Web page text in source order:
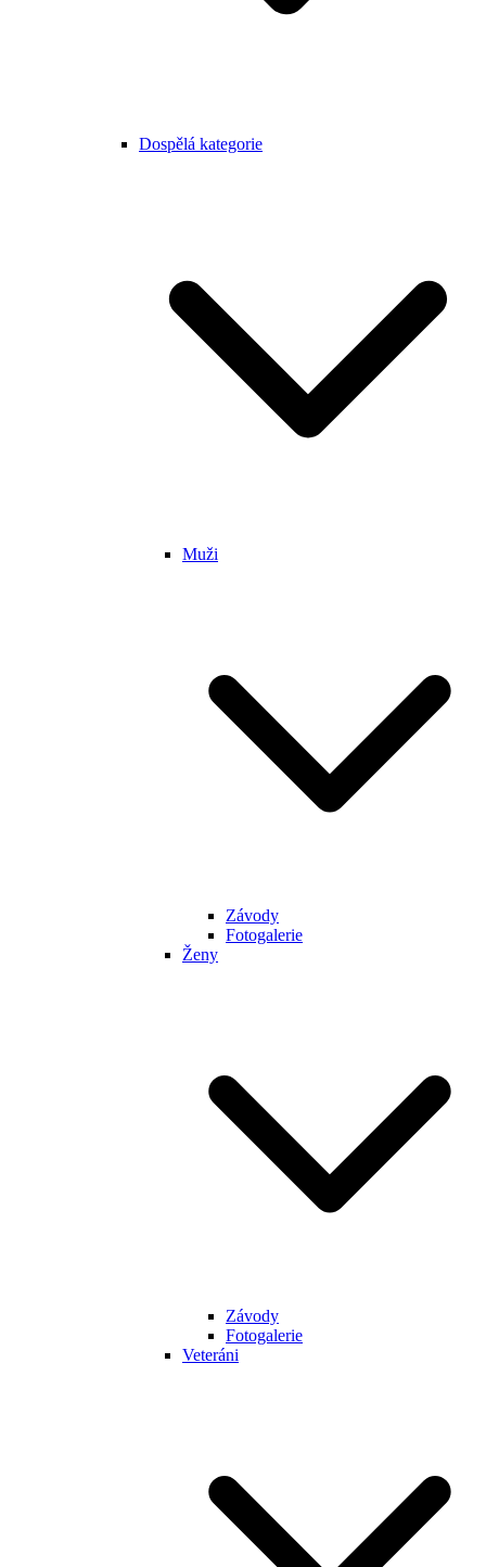
Dospělá kategorie
Muži
Závody
Fotogalerie
Ženy
Závody
Fotogalerie
Veteráni